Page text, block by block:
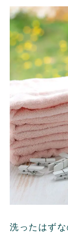
洗ったはず